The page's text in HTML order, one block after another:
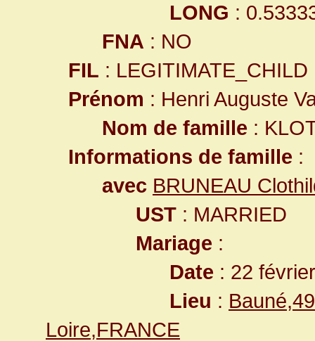
LONG :
FNA : NO
FIL : LEGITIMATE_CHILD
Prénom : Henri Auguste
Nom de famille :
Informations de famille :
avec BRUNEAU
UST : MARRIED
Mariage :
Date : 22
Lieu :
Loire,FRANCE